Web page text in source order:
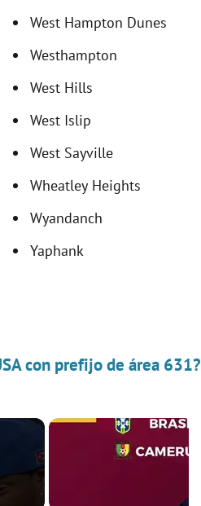
West Hampton Dunes
Westhampton
West Hills
West Islip
West Sayville
Wheatley Heights
Wyandanch
Yaphank
con prefijo de área 631?